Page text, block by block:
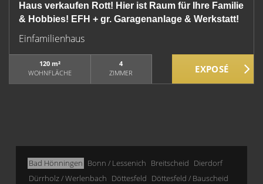
Haus verkaufen Rott! Hier ist Raum für Ihre Familie
& Hobbies! EFH + gr. Garagenanlage & Werkstatt!
Einfamilienhaus
120 m²
WOHNFLÄCHE
4
ZIMMER
Bad Hönningen Bonn / Lessenich Breitscheid Dierdorf
Dürrholz / Werlenbach Döttesfeld Döttesfeld / Bauscheid